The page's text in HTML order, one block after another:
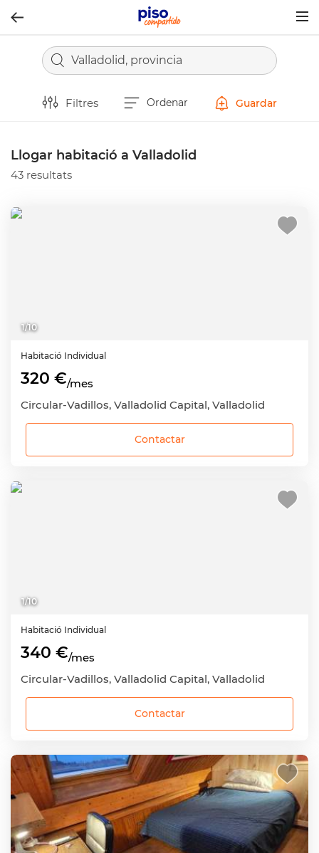
Valladolid, provincia
Filtres Ordenar Guardar
Llogar habitació a Valladolid
43 resultats
1/10
Habitació Individual
320 €/mes
Circular-Vadillos, Valladolid Capital, Valladolid
Contactar
1/10
Habitació Individual
340 €/mes
Circular-Vadillos, Valladolid Capital, Valladolid
Contactar